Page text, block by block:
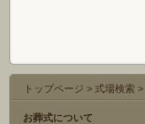
トップページ > 式場検索 >
お葬式について